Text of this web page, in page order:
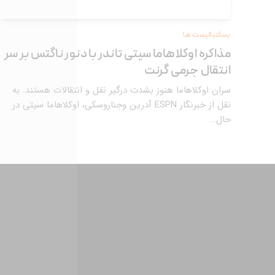
بسکتبالیست ها
مذاکره اوکلاهاما سیتی تاندر با دنور ناگتس بر سر
انتقال جرمی گرنت
سران اوکلاهاما هنوز بشدت درگیر نقل و انتقالات هستند. به
نقل از خبرنگار ESPN آدرین وجناروسکی، اوکلاهاما سیتی در
حال…